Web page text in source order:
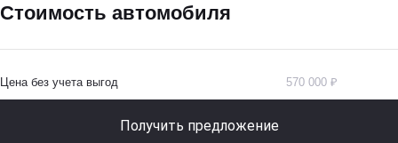
Стоимость автомобиля
Цена без учета выгод 570 000 ₽
Получить предложение